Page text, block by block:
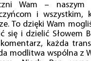
Wam – naszym
i wszystkim,
To dzięki Wam
się i dzielić Słowem
każda
modlitwa wspólna z